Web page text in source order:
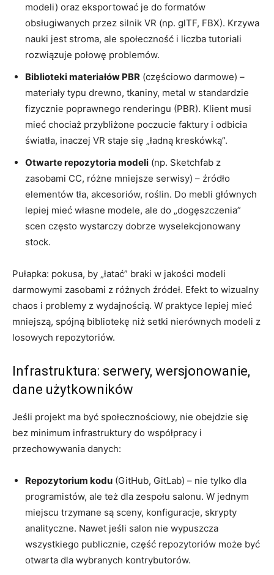
modeli) oraz eksportować je do formatów
obsługiwanych przez silnik VR (np. glTF, FBX). Krzywa
nauki jest stroma, ale społeczność i liczba tutoriali
rozwiązuje połowę problemów.
Biblioteki materiałów PBR (częściowo darmowe) –
materiały typu drewno, tkaniny, metal w standardzie
fizycznie poprawnego renderingu (PBR). Klient musi
mieć chociaż przybliżone poczucie faktury i odbicia
światła, inaczej VR staje się „ładną kreskówką”.
Otwarte repozytoria modeli (np. Sketchfab z
zasobami CC, różne mniejsze serwisy) – źródło
elementów tła, akcesoriów, roślin. Do mebli głównych
lepiej mieć własne modele, ale do „dogęszczenia”
scen często wystarczy dobrze wyselekcjonowany
stock.
Pułapka: pokusa, by „łatać” braki w jakości modeli
darmowymi zasobami z różnych źródeł. Efekt to wizualny
chaos i problemy z wydajnością. W praktyce lepiej mieć
mniejszą, spójną bibliotekę niż setki nierównych modeli z
losowych repozytoriów.
Infrastruktura: serwery, wersjonowanie,
dane użytkowników
Jeśli projekt ma być społecznościowy, nie obejdzie się
bez minimum infrastruktury do współpracy i
przechowywania danych:
Repozytorium kodu (GitHub, GitLab) – nie tylko dla
programistów, ale też dla zespołu salonu. W jednym
miejscu trzymane są sceny, konfiguracje, skrypty
analityczne. Nawet jeśli salon nie wypuszcza
wszystkiego publicznie, część repozytoriów może być
otwarta dla wybranych kontrybutorów.